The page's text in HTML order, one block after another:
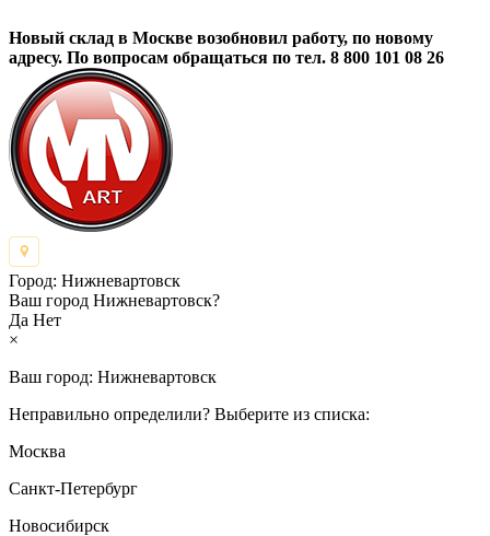
Новый склад в Москве возобновил работу, по новому
адресу. По вопросам обращаться по тел. 8 800 101 08 26
Город: Нижневартовск
Ваш город Нижневартовск?
Да Нет
×
Ваш город: Нижневартовск
Неправильно определили? Выберите из списка:
Москва
Санкт-Петербург
Новосибирск